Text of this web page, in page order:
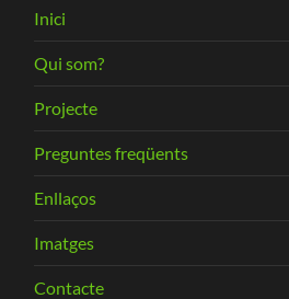
Inici
Qui som?
Projecte
Preguntes freqüents
Enllaços
Imatges
Contacte